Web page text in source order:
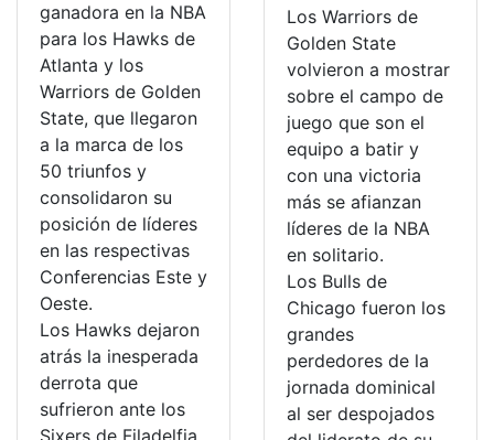
ganadora en la NBA
para los Hawks de
Atlanta y los
Warriors de Golden
State, que llegaron
a la marca de los
50 triunfos y
consolidaron su
posición de líderes
en las respectivas
Conferencias Este y
Oeste.
Los Hawks dejaron
atrás la inesperada
derrota que
sufrieron ante los
Sixers de Filadelfia
Los Warriors de
Golden State
volvieron a mostrar
sobre el campo de
juego que son el
equipo a batir y
con una victoria
más se afianzan
líderes de la NBA
en solitario.
Los Bulls de
Chicago fueron los
grandes
perdedores de la
jornada dominical
al ser despojados